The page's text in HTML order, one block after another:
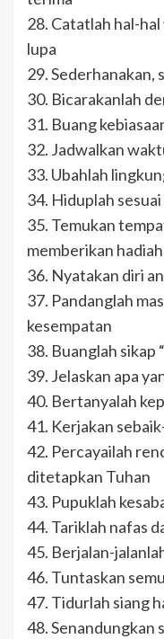
28. Catatlah hal-
lupa
29. Sederhanakan,
30. Bicarakanlah
31. Buang
32. Jadwalkan
33. Ubahlah
34. Hiduplah
35. Temukan
memberikan
36. Nyatakan diri
37. Pandanglah
kesempatan
38. Buanglah sikap
39. Jelaskan apa
40. Bertanyalah
41. Kerjakan
42. Percayailah
ditetapkan Tuhan
43. Pupuklah
44. Tariklah nafas
45. Berjalan-
46. Tuntaskan
47. Tidurlah siang
48. Senandungkan